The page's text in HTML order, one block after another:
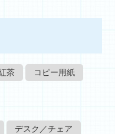
茶 コピー用紙
デスク／チェア